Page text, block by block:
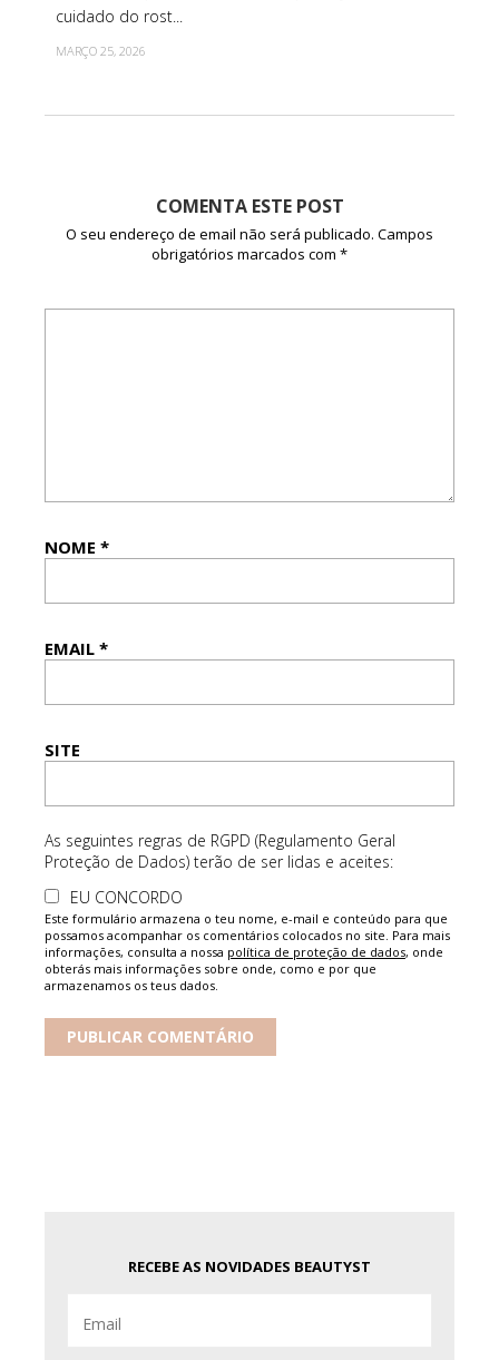
cuidado do rost...
MARÇO 25, 2026
COMENTA ESTE POST
O seu endereço de email não será publicado. Campos
obrigatórios marcados com *
NOME *
EMAIL *
SITE
As seguintes regras de RGPD (Regulamento Geral
Proteção de Dados) terão de ser lidas e aceites:
EU CONCORDO
Este formulário armazena o teu nome, e-mail e conteúdo para que
possamos acompanhar os comentários colocados no site. Para mais
informações, consulta a nossa política de proteção de dados, onde
obterás mais informações sobre onde, como e por que
armazenamos os teus dados.
RECEBE AS NOVIDADES BEAUTYST